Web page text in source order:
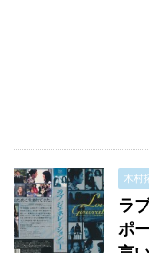
木村
ラ
ポ